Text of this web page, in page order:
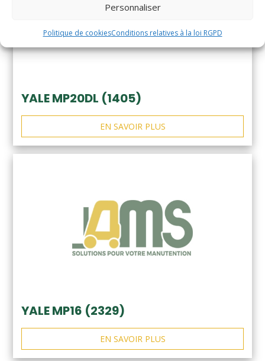
Personnaliser
Politique de cookiesConditions relatives à la loi RGPD
YALE MP20DL (1405)
EN SAVOIR PLUS
YALE MP16 (2329)
EN SAVOIR PLUS